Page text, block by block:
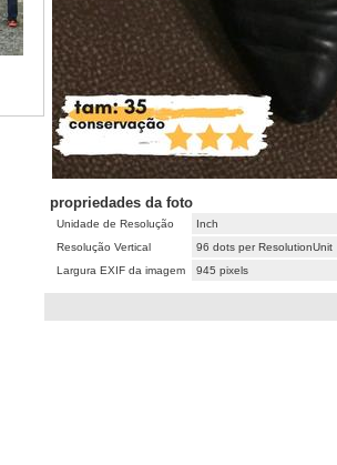
propriedades da foto
Unidade de Resolução
Inch
Resolução Vertical
96 dots per ResolutionUnit
Largura EXIF da imagem
945 pixels